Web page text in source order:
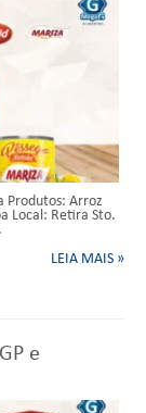
Produtos: Arroz
Local: Retira Sto.
LEIA MAIS »
e